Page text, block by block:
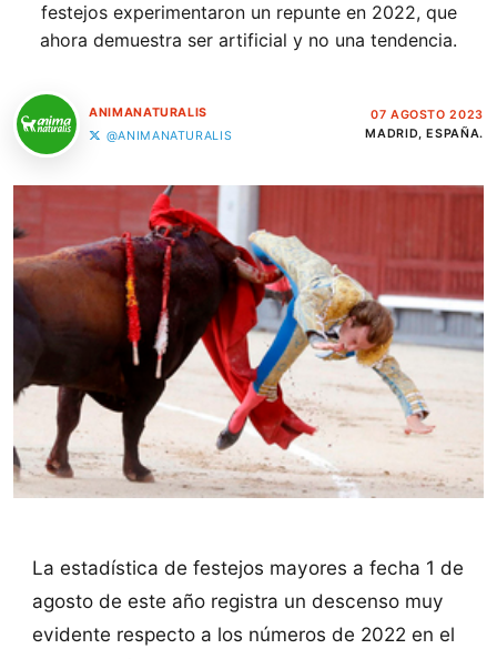
festejos experimentaron un repunte en 2022, que
ahora demuestra ser artificial y no una tendencia.
ANIMANATURALIS
@ANIMANATURALIS
07 AGOSTO 2023
MADRID, ESPAÑA.
La estadística de festejos mayores a fecha 1 de
agosto de este año registra un descenso muy
evidente respecto a los números de 2022 en el